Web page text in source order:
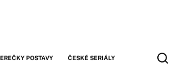
POSTAVY ČESKÉ SERIÁLY